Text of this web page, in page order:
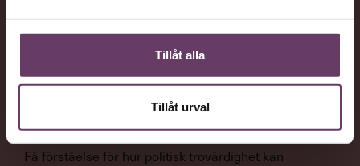
Tillåt alla
Tillåt urval
Statsvetaren Jenny Madestam, lektor vid Södertörns
högskola, går igenom vilka egenskaper svenska
väljare värderar hos en partiledare.
NYTTA
Få förståelse för hur politisk trovärdighet kan